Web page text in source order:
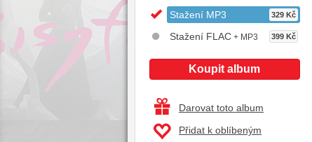
Stažení MP3 329 Kč
Stažení FLAC + MP3 399 Kč
Koupit album
Darovat toto album
Přidat k oblíbeným